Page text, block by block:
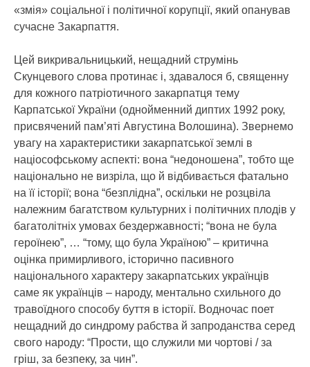
«змія» соціальної і політичної корупції, який опанував
сучасне Закарпаття.
Цей викривальницький, нещадний струмінь
Скунцевого слова протинає і, здавалося б, священну
для кожного патріотичного закарпатця тему
Карпатської України (однойменний диптих 1992 року,
присвячений пам’яті Августина Волошина). Звернемо
увагу на характеристики закарпатської землі в
націософському аспекті: вона “недоношена”, тобто ще
національно не визріла, що й відбивається фатально
на її історії; вона “безплідна”, оскільки не розцвіла
належним багатством культурних і політичних плодів у
багатолітніх умовах бездержавності; “вона не була
героїнею”, … “тому, що була Україною” – критична
оцінка примирливого, історично пасивного
національного характеру закарпатських українців
саме як українців – народу, ментально схильного до
травоїдного способу буття в історії. Водночас поет
нещадний до синдрому рабства й запроданства серед
свого народу: “Прости, що служили ми чортові / за
гріш, за безпеку, за чин”.